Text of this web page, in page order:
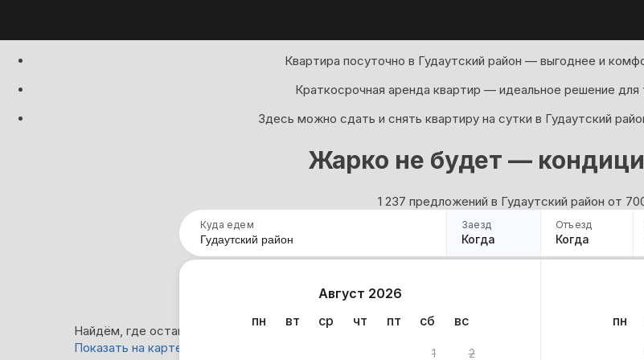
Квартира посуточно в Гудаутский район — выгоднее и
Краткосрочная аренда квартир — идеальное решение для
Здесь можно сдать и снять квартиру на сутки в Гудаутский
Жарко не будет —
1 237 предложений в Гудаутский район oт
Куда едем Заезд
Когда
Отъезд
Когда
Август 2026
пн
вт ср чт пт сб вс
1 2
пн
Найдём, где остановиться : 1 237 вариантов
Показать на карте